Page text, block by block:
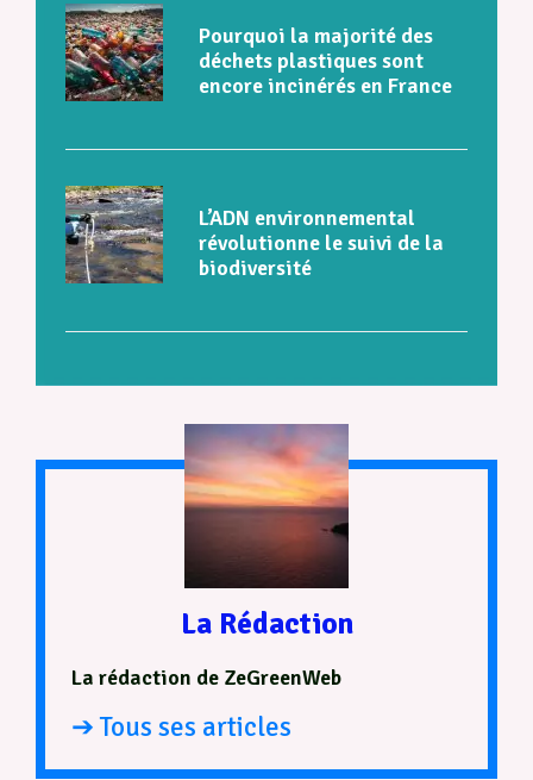
Pourquoi la majorité des
déchets plastiques sont
encore incinérés en France
L’ADN environnemental
révolutionne le suivi de la
biodiversité
La Rédaction
La rédaction de ZeGreenWeb
➔ Tous ses articles